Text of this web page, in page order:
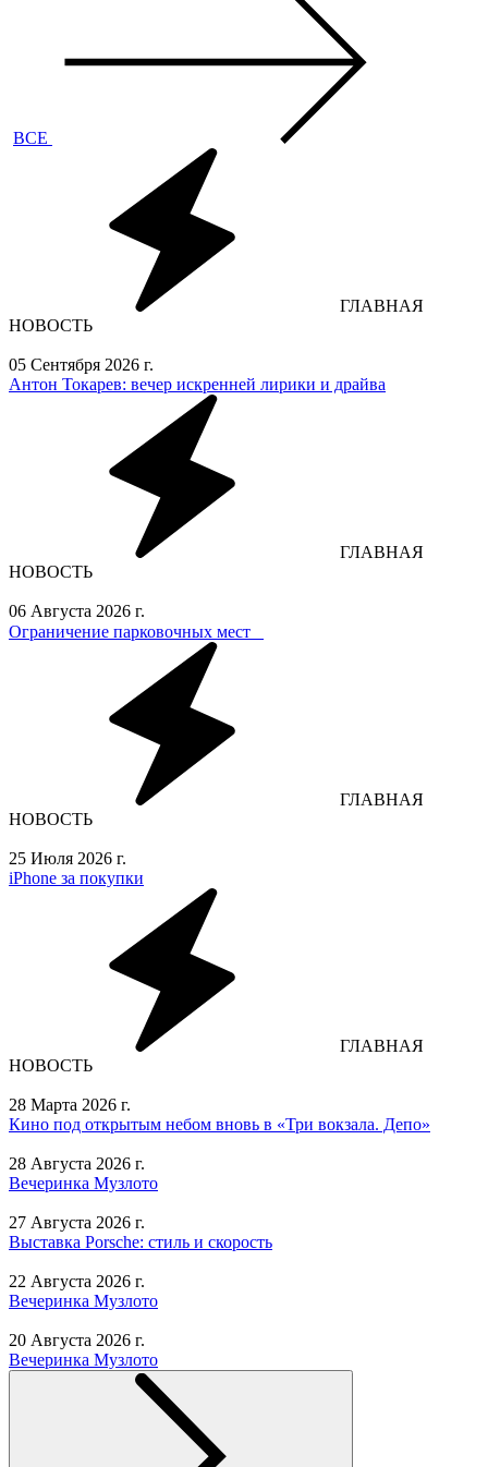
ВСЕ
ГЛАВНАЯ
НОВОСТЬ
05 Сентября 2026 г.
Антон Токарев: вечер искренней лирики и драйва
ГЛАВНАЯ
НОВОСТЬ
06 Августа 2026 г.
Ограничение парковочных мест⁣⁣⠀
ГЛАВНАЯ
НОВОСТЬ
25 Июля 2026 г.
iPhone за покупки
ГЛАВНАЯ
НОВОСТЬ
28 Марта 2026 г.
Кино под открытым небом вновь в «Три вокзала. Депо»
28 Августа 2026 г.
Вечеринка Музлото
27 Августа 2026 г.
Выставка Porsche: стиль и скорость
22 Августа 2026 г.
Вечеринка Музлото
20 Августа 2026 г.
Вечеринка Музлото